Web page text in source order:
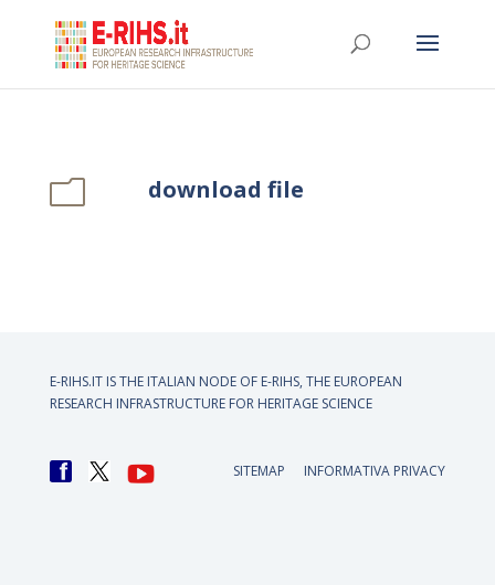
m download file
E-RIHS.IT IS THE ITALIAN NODE OF E-RIHS, THE EUROPEAN
RESEARCH INFRASTRUCTURE FOR HERITAGE SCIENCE
SITEMAP INFORMATIVA PRIVACY